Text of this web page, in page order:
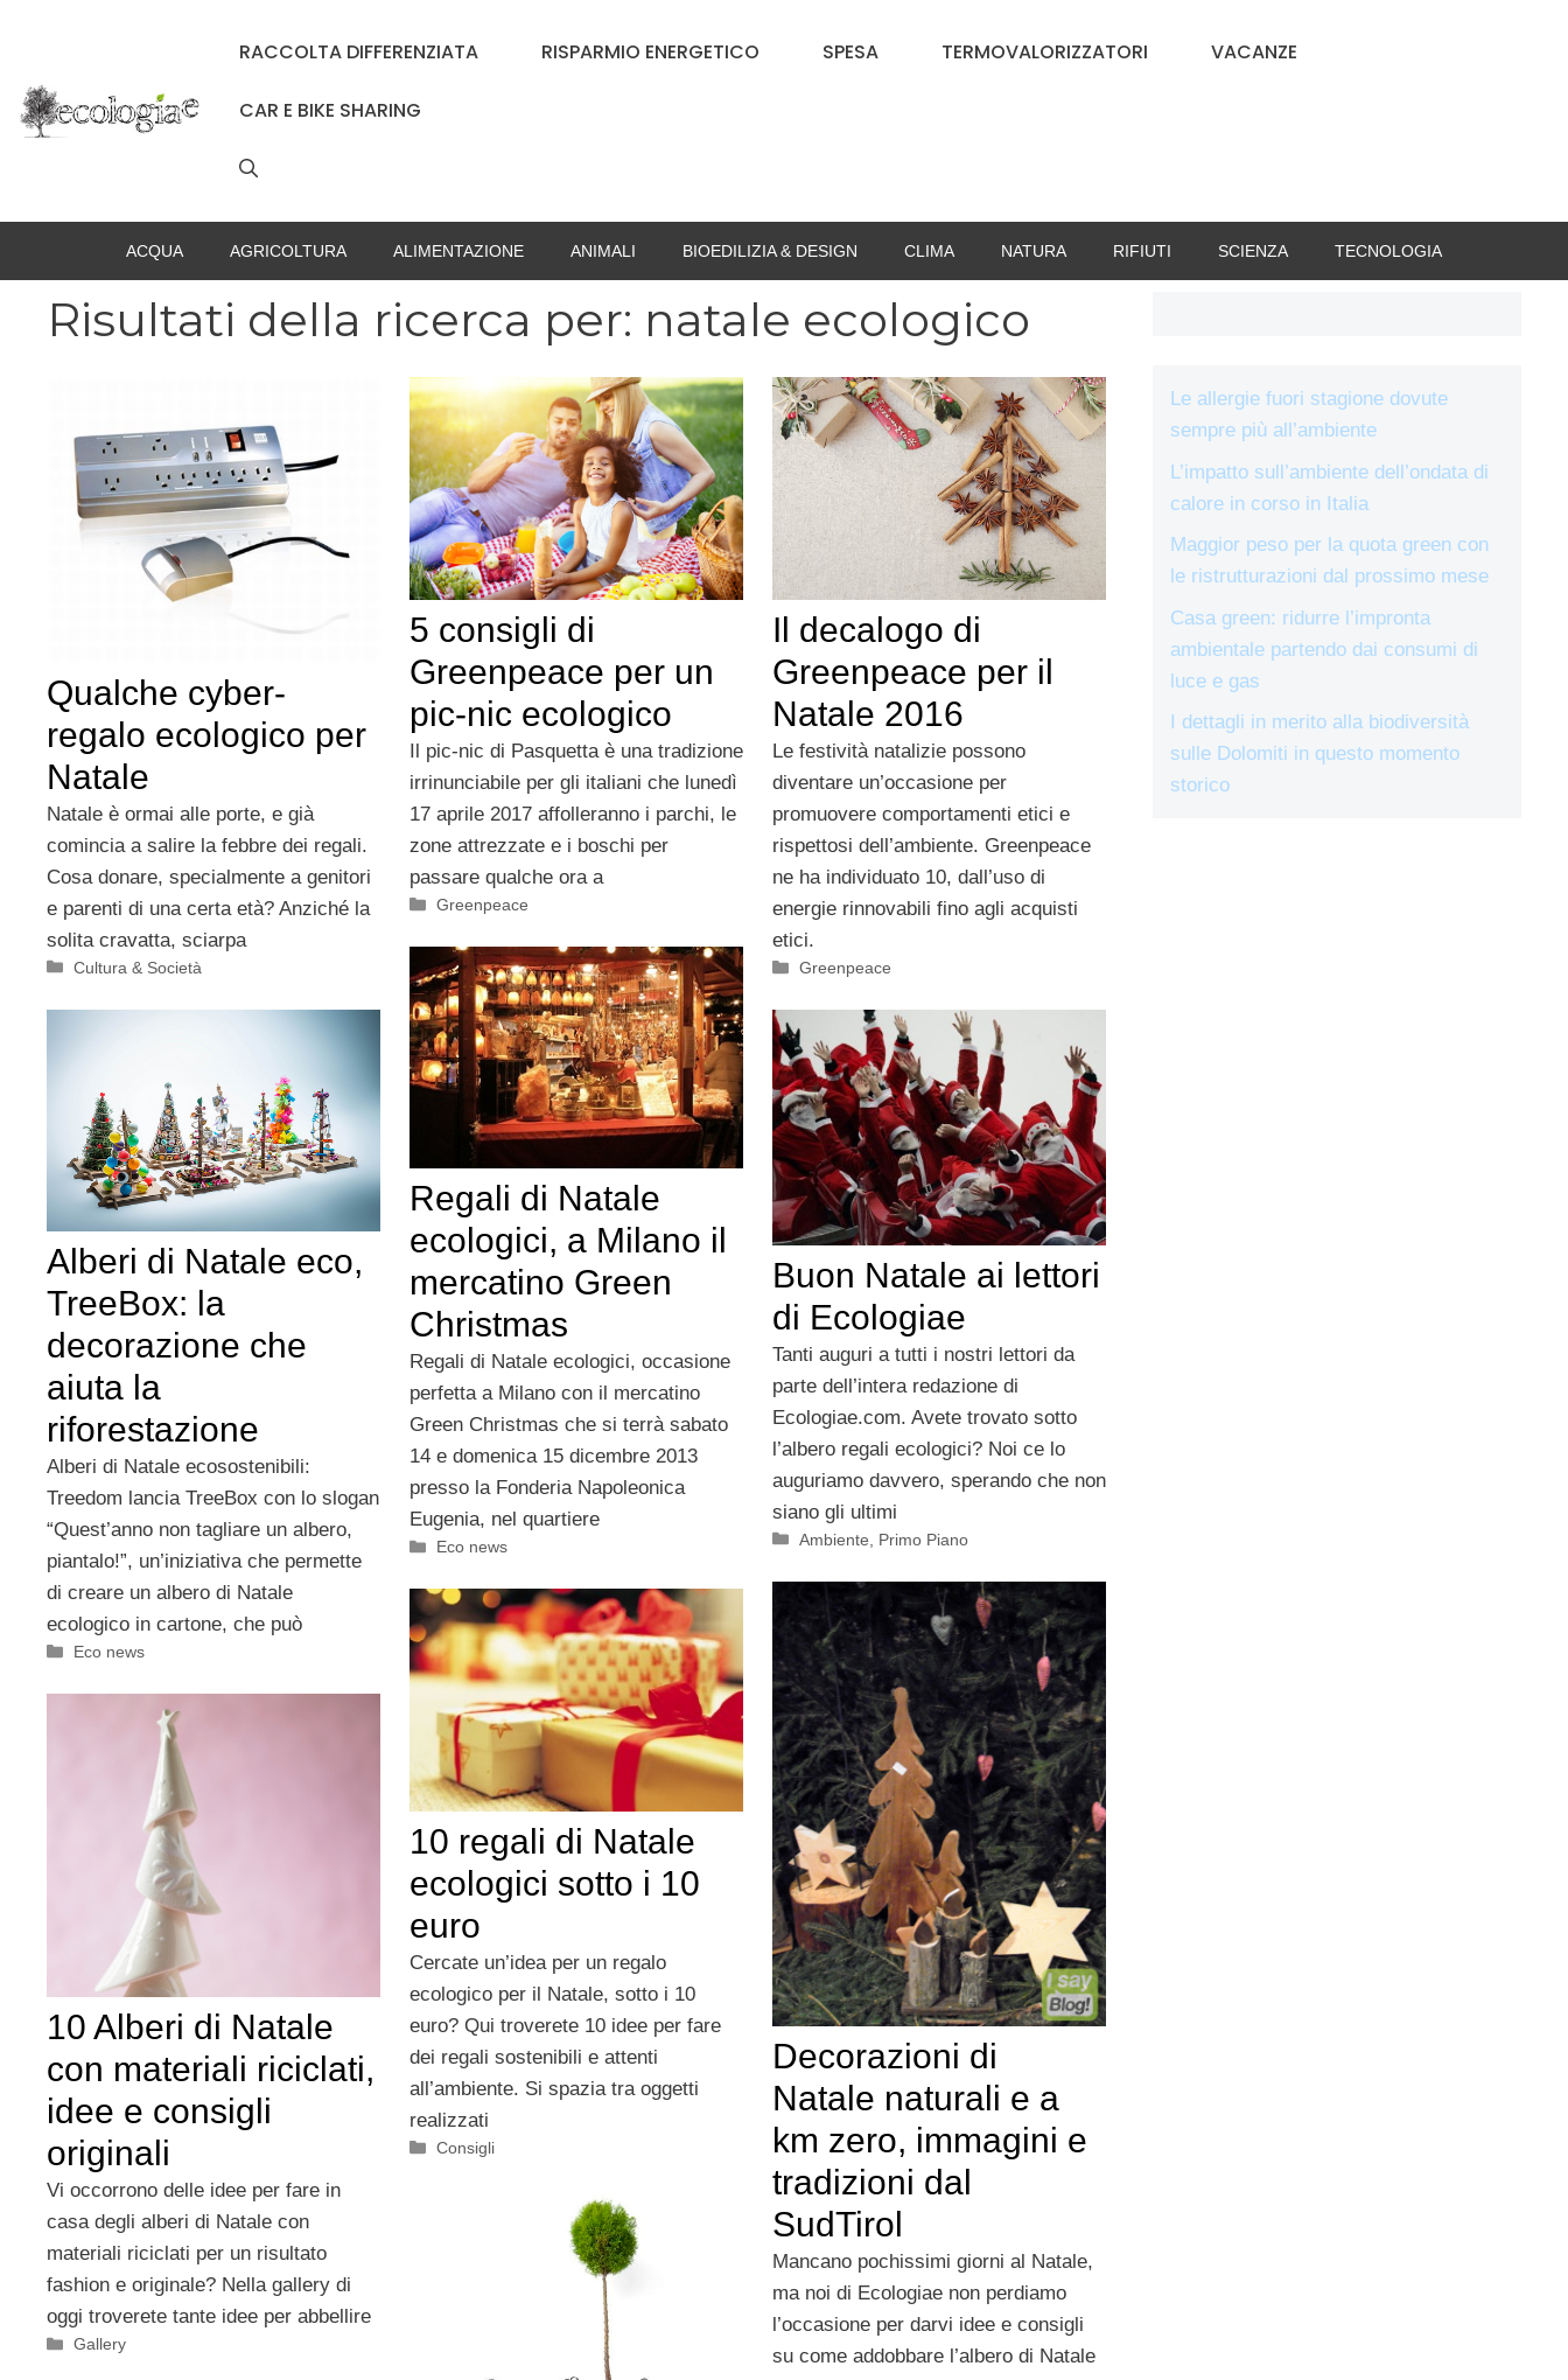
RACCOLTA DIFFERENZIATA RISPARMIO ENERGETICO SPESA TERMOVALORIZZATORI VACANZE
CAR E BIKE SHARING
ACQUA AGRICOLTURA ALIMENTAZIONE ANIMALI BIOEDILIZIA & DESIGN CLIMA NATURA RIFIUTI SCIENZA TECNOLOGIA
Risultati della ricerca per: natale ecologico
Qualche cyber-
regalo ecologico per
Natale
Natale è ormai alle porte, e già
comincia a salire la febbre dei regali.
Cosa donare, specialmente a genitori
e parenti di una certa età? Anziché la
solita cravatta, sciarpa
Categorie
Cultura & Società
5 consigli di
Greenpeace per un
pic-nic ecologico
Il pic-nic di Pasquetta è una tradizione
irrinunciabile per gli italiani che lunedì
17 aprile 2017 affolleranno i parchi, le
zone attrezzate e i boschi per
passare qualche ora a
Categorie
Greenpeace
Il decalogo di
Greenpeace per il
Natale 2016
Le festività natalizie possono
diventare un’occasione per
promuovere comportamenti etici e
rispettosi dell’ambiente. Greenpeace
ne ha individuato 10, dall’uso di
energie rinnovabili fino agli acquisti
etici.
Categorie
Greenpeace
Regali di Natale
ecologici, a Milano il
mercatino Green
Christmas
Regali di Natale ecologici, occasione
perfetta a Milano con il mercatino
Green Christmas che si terrà sabato
14 e domenica 15 dicembre 2013
presso la Fonderia Napoleonica
Eugenia, nel quartiere
Categorie
Eco news
Alberi di Natale eco,
TreeBox: la
decorazione che
aiuta la
riforestazione
Alberi di Natale ecosostenibili:
Treedom lancia TreeBox con lo slogan
“Quest’anno non tagliare un albero,
piantalo!”, un’iniziativa che permette
di creare un albero di Natale
ecologico in cartone, che può
Categorie
Eco news
Buon Natale ai lettori
di Ecologiae
Tanti auguri a tutti i nostri lettori da
parte dell’intera redazione di
Ecologiae.com. Avete trovato sotto
l’albero regali ecologici? Noi ce lo
auguriamo davvero, sperando che non
siano gli ultimi
Categorie
Ambiente Primo Piano
Decorazioni di
Natale naturali e a
km zero, immagini e
tradizioni dal
SudTirol
Mancano pochissimi giorni al Natale,
ma noi di Ecologiae non perdiamo
l’occasione per darvi idee e consigli
su come addobbare l’albero di Natale
10 regali di Natale
ecologici sotto i 10
euro
Cercate un’idea per un regalo
ecologico per il Natale, sotto i 10
euro? Qui troverete 10 idee per fare
dei regali sostenibili e attenti
all’ambiente. Si spazia tra oggetti
realizzati
Categorie
Consigli
10 Alberi di Natale
con materiali riciclati,
idee e consigli
originali
Vi occorrono delle idee per fare in
casa degli alberi di Natale con
materiali riciclati per un risultato
fashion e originale? Nella gallery di
oggi troverete tante idee per abbellire
Categorie
Gallery
Le allergie fuori stagione dovute
sempre più all’ambiente
L’impatto sull’ambiente dell’ondata di
calore in corso in Italia
Maggior peso per la quota green con
le ristrutturazioni dal prossimo mese
Casa green: ridurre l’impronta
ambientale partendo dai consumi di
luce e gas
I dettagli in merito alla biodiversità
sulle Dolomiti in questo momento
storico